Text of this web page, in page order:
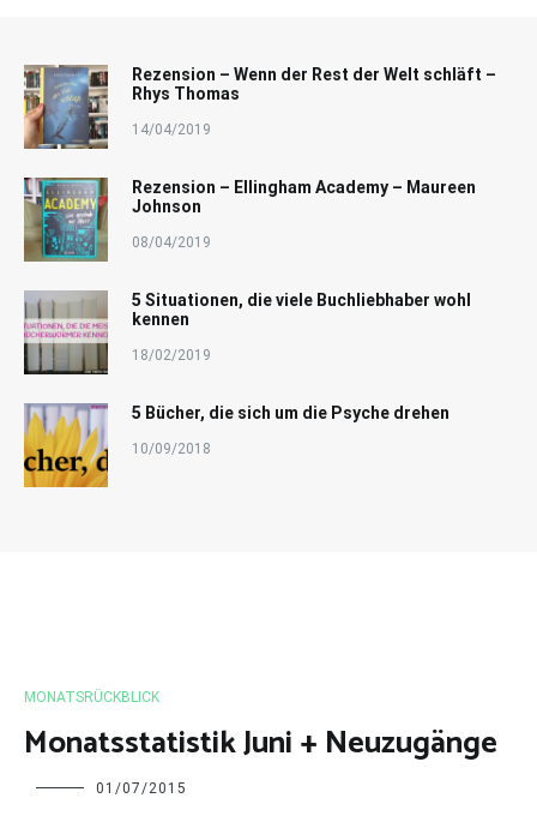
Rezension – Wenn der Rest der Welt schläft –
Rhys Thomas
14/04/2019
Rezension – Ellingham Academy – Maureen
Johnson
08/04/2019
5 Situationen, die viele Buchliebhaber wohl
kennen
18/02/2019
5 Bücher, die sich um die Psyche drehen
10/09/2018
MONATSRÜCKBLICK
Monatsstatistik Juni + Neuzugänge
Charline 01/07/2015